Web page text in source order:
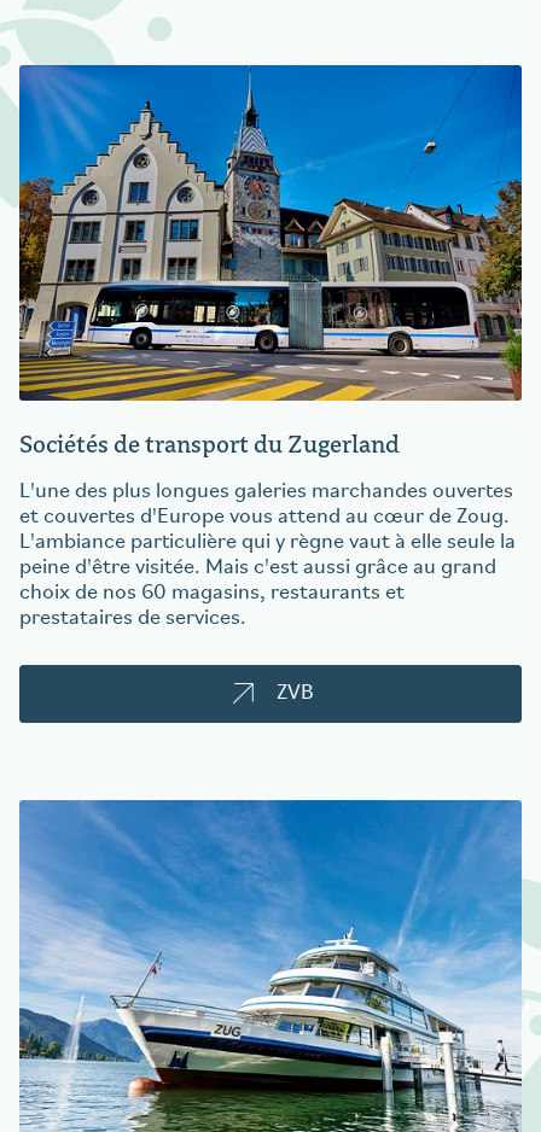
Sociétés de transport du Zugerland
L'une des plus longues galeries marchandes ouvertes
et couvertes d'Europe vous attend au cœur de Zoug.
L'ambiance particulière qui y règne vaut à elle seule la
peine d'être visitée. Mais c'est aussi grâce au grand
choix de nos 60 magasins, restaurants et
prestataires de services.
ZVB